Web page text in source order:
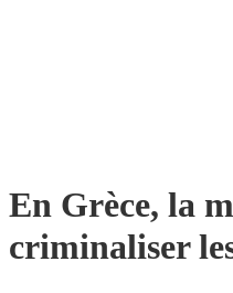
En Grèce, la
criminaliser